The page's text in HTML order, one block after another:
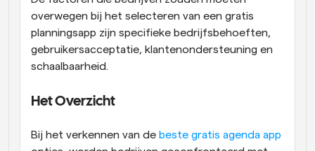
overwegen bij het selecteren van een gratis
planningsapp zijn specifieke bedrijfsbehoeften,
gebruikersacceptatie, klantenondersteuning en
schaalbaarheid.
Het Overzicht
Bij het verkennen van de beste gratis agenda app